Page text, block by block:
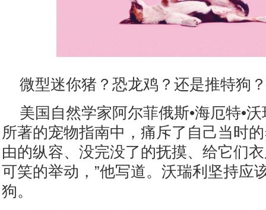
微型迷你猪？恐龙鸡？还是推特狗？
美国自然学家阿尔菲俄斯•海厄特•
所著的宠物指南中，痛斥了自己当时
由的纵容、没完没了的抚摸、给它们
可笑的举动，”他写道。沃瑞利坚持应
狗。